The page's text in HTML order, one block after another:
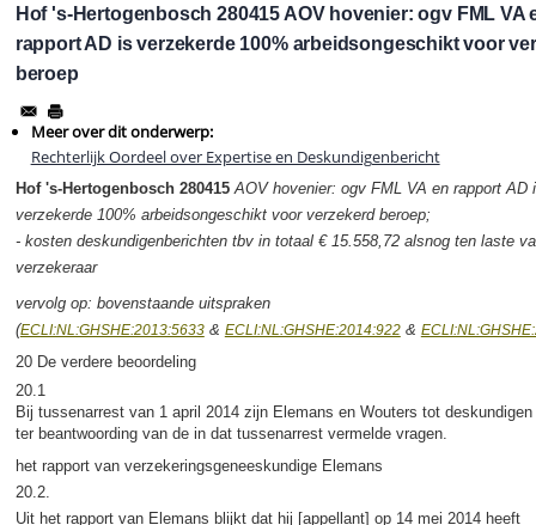
Hof 's-Hertogenbosch 280415 AOV hovenier: ogv FML VA
rapport AD is verzekerde 100% arbeidsongeschikt voor
beroep
Meer over dit onderwerp:
Rechterlijk Oordeel over Expertise en Deskundigenbericht
Hof 's-Hertogenbosch 280415 AOV hovenier: ogv FML VA en rapport AD
verzekerde 100% arbeidsongeschikt voor verzekerd beroep;
- kosten deskundigenberichten tbv in totaal € 15.558,72 alsnog ten laste
verzekeraar
vervolg op: bovenstaande uitspraken
(ECLI:NL:GHSHE:2013:5633& ECLI:NL:GHSHE:2014:922&
20 De verdere beoordeling
20.1
Bij tussenarrest van 1 april 2014 zijn Elemans en Wouters tot deskundigen
ter beantwoording van de in dat tussenarrest vermelde vragen.
het rapport van verzekeringsgeneeskundige Elemans
20.2.
Uit het rapport van Elemans blijkt dat hij [appellant] op 14 mei 2014 heeft